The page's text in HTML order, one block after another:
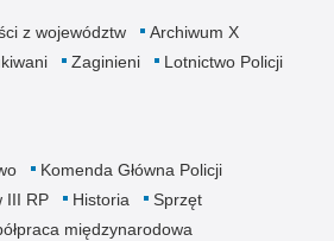
z województw
Archiwum X
Zaginieni
Lotnictwo Policji
Komenda Główna Policji
III RP Historia
Sprzęt
międzynarodowa